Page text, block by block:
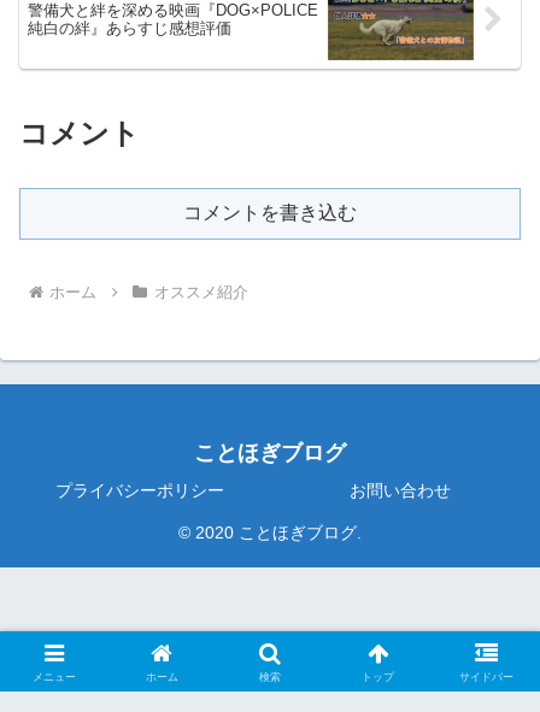
警備犬と絆を深める映画『DOG×POLICE
純白の絆』あらすじ感想評価
コメント
コメントを書き込む
ホーム オススメ紹介
ことほぎブログ
プライバシーポリシー お問い合わせ
© 2020 ことほぎブログ.
メニュー ホーム 検索 トップ サイドバー